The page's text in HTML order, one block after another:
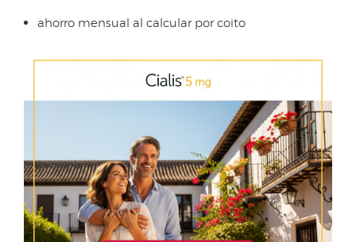
ahorro mensual al calcular por coito